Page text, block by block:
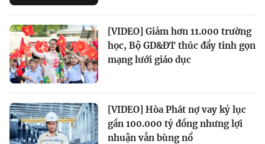
[VIDEO] Giảm hơn 11.000 trường
học, Bộ GD&ĐT thúc đẩy tinh gọn
mạng lưới giáo dục
[VIDEO] Hòa Phát nợ vay kỷ lục
gần 100.000 tỷ đồng nhưng lợi
nhuận vẫn bùng nổ